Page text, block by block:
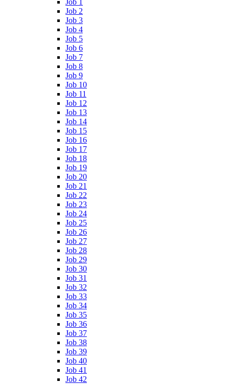
Job 1
Job 2
Job 3
Job 4
Job 5
Job 6
Job 7
Job 8
Job 9
Job 10
Job 11
Job 12
Job 13
Job 14
Job 15
Job 16
Job 17
Job 18
Job 19
Job 20
Job 21
Job 22
Job 23
Job 24
Job 25
Job 26
Job 27
Job 28
Job 29
Job 30
Job 31
Job 32
Job 33
Job 34
Job 35
Job 36
Job 37
Job 38
Job 39
Job 40
Job 41
Job 42